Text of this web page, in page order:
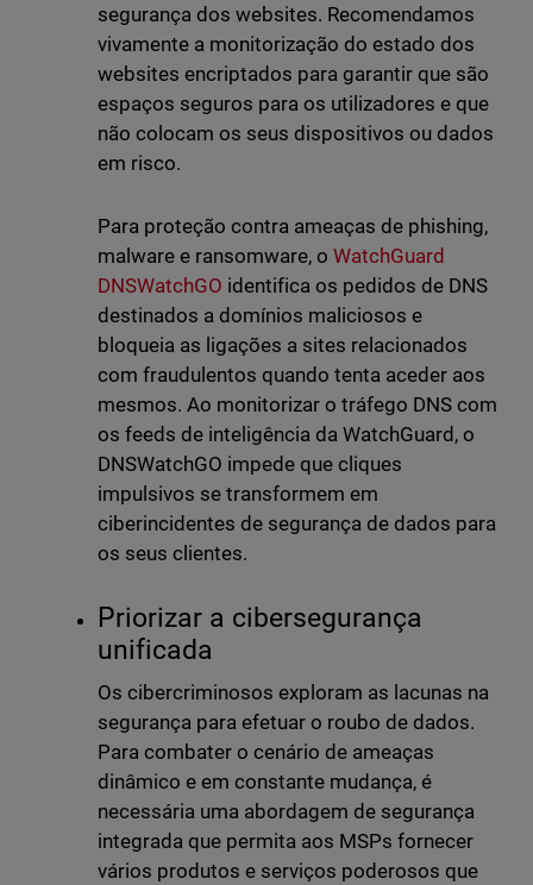
segurança dos websites. Recomendamos
vivamente a monitorização do estado dos
websites encriptados para garantir que são
espaços seguros para os utilizadores e que
não colocam os seus dispositivos ou dados
em risco.
Para proteção contra ameaças de phishing,
malware e ransomware, o WatchGuard
DNSWatchGO identifica os pedidos de DNS
destinados a domínios maliciosos e
bloqueia as ligações a sites relacionados
com fraudulentos quando tenta aceder aos
mesmos. Ao monitorizar o tráfego DNS com
os feeds de inteligência da WatchGuard, o
DNSWatchGO impede que cliques
impulsivos se transformem em
ciberincidentes de segurança de dados para
os seus clientes.
Priorizar a cibersegurança
unificada
Os cibercriminosos exploram as lacunas na
segurança para efetuar o roubo de dados.
Para combater o cenário de ameaças
dinâmico e em constante mudança, é
necessária uma abordagem de segurança
integrada que permita aos MSPs fornecer
vários produtos e serviços poderosos que